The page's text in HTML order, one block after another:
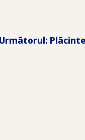
Următorul: